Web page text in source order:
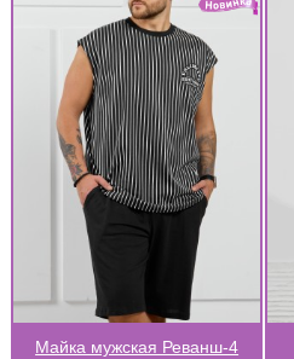
Майка мужская Реванш-4